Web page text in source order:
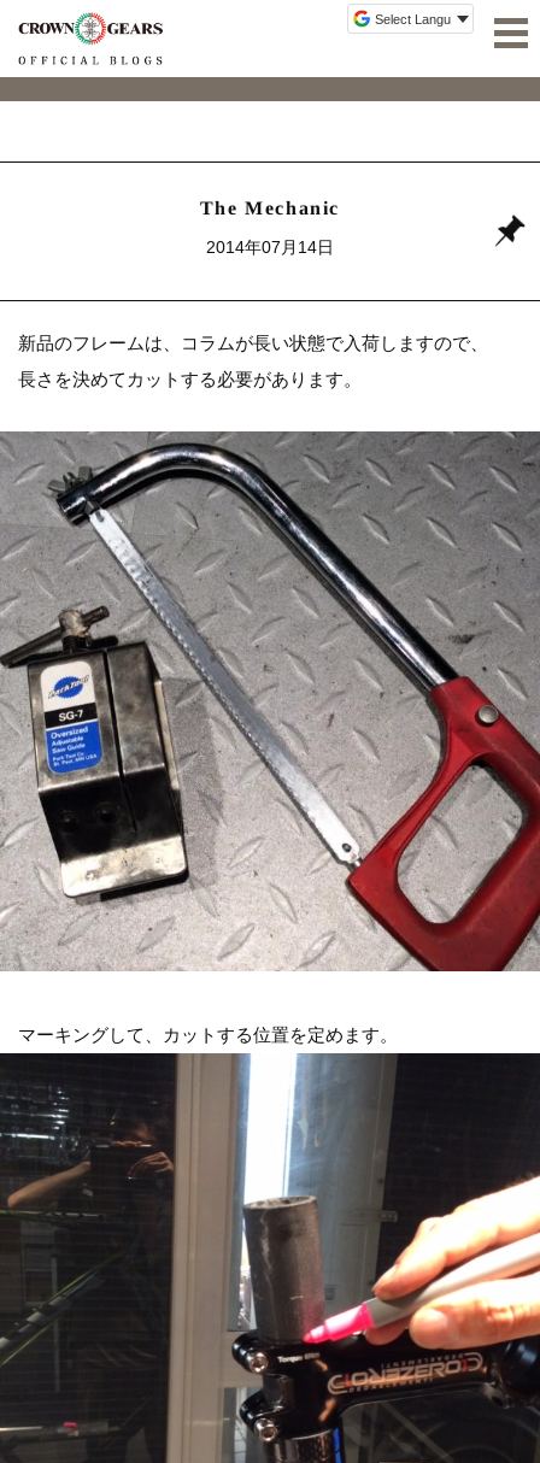
The Mechanic
2014年07月14日
新品のフレームは、コラムが長い状態で入荷しますので、
長さを決めてカットする必要があります。
マーキングして、カットする位置を定めます。